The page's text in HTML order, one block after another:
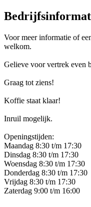
Voor meer informatie of
welkom.
Gelieve voor vertrek even
Graag tot ziens!
Koffie staat klaar!
Inruil mogelijk.
Openingstijden:
Maandag 8:30 t/m 17:30
Dinsdag 8:30 t/m 17:30
Woensdag 8:30 t/m 17:30
Donderdag 8:30 t/m 17:30
Vrijdag 8:30 t/m 17:30
Zaterdag 9:00 t/m 16:00